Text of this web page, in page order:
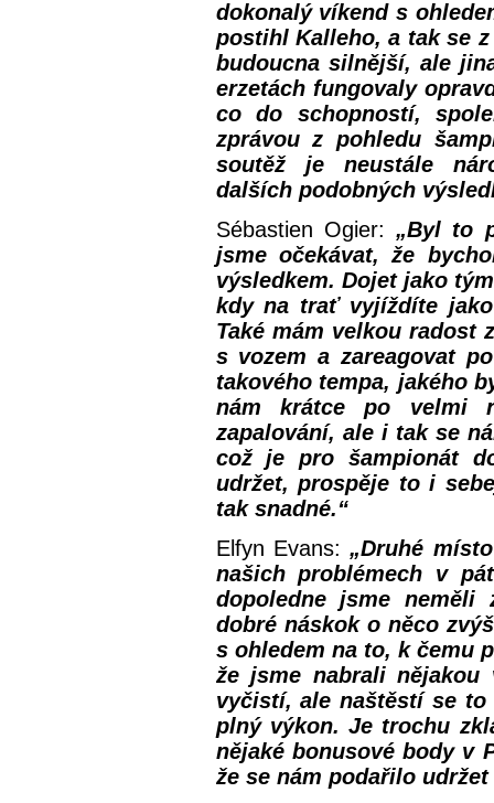
dokonalý víkend s
postihl Kalleho, a tak se
budoucna silnější, ale
erzetách fungovaly
co do schopností,
zprávou z pohledu
soutěž je neustále
dalších podobných
Sébastien Ogier: „Byl to
jsme očekávat, že
výsledkem. Dojet jako
kdy na trať vyjíždíte
Také mám velkou radost
s vozem a zareagovat
takového tempa, jakého
nám krátce po velmi
zapalování, ale i tak se
což je pro šampionát
udržet, prospěje to i
tak snadné.“
Elfyn Evans:„Druhé
našich problémech v
dopoledne jsme
dobré náskok o něco
s ohledem na to, k čemu
že jsme nabrali
vyčistí, ale naštěstí se
plný výkon. Je trochu
nějaké bonusové body v
že se nám podařilo